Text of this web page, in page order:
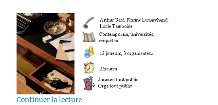
Continuer la lecturede « Homère m’a tuer »